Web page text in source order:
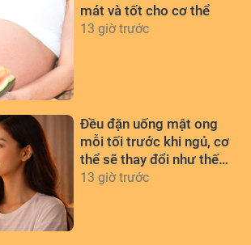
mát và tốt cho cơ thể
13 giờ trước
Đều đặn uống mật ong
mỗi tối trước khi ngủ, cơ
thể sẽ thay đổi như thế
nào?
13 giờ trước